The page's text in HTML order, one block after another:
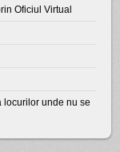
Oficiul Virtual
locurilor unde nu se